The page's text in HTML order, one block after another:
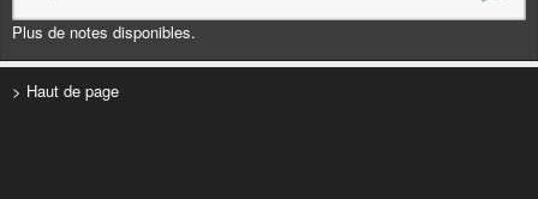
Plus de notes disponibles.
> Haut de page